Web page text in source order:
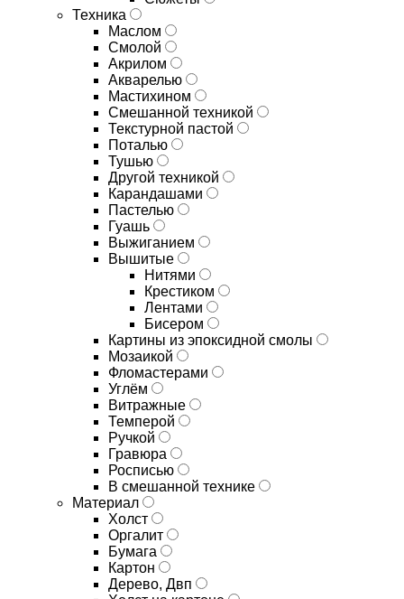
Техника
Маслом
Смолой
Акрилом
Акварелью
Мастихином
Смешанной техникой
Текстурной пастой
Поталью
Тушью
Другой техникой
Карандашами
Пастелью
Гуашь
Выжиганием
Вышитые
Нитями
Крестиком
Лентами
Бисером
Картины из эпоксидной смолы
Мозаикой
Фломастерами
Углём
Витражные
Темперой
Ручкой
Гравюра
Росписью
В смешанной технике
Материал
Холст
Оргалит
Бумага
Картон
Дерево, Двп